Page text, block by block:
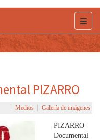
PIZARRO
Medios Galería de imágenes
PIZARRO
Documental